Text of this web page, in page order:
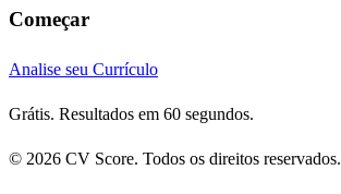
Começar
Analise seu Currículo
Grátis. Resultados em 60 segundos.
© 2026 CV Score. Todos os direitos reservados.